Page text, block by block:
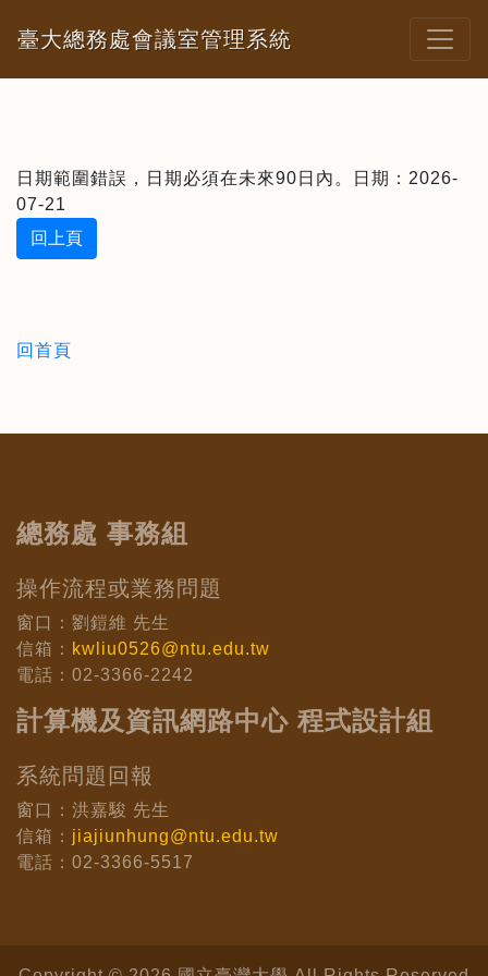
臺大總務處會議室管理系統
日期範圍錯誤，日期必須在未來90日內。日期：2026-
07-21
回上頁
回首頁
總務處 事務組
操作流程或業務問題
窗口：劉鎧維 先生
信箱： kwliu0526@ntu.edu.tw
電話：02-3366-2242
計算機及資訊網路中心 程式設計組
系統問題回報
窗口：洪嘉駿 先生
信箱： jiajiunhung@ntu.edu.tw
電話：02-3366-5517